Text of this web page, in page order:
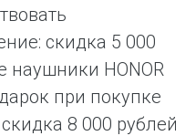
скидка 5 000
наушники HONOR
при покупке
8 000 рублей